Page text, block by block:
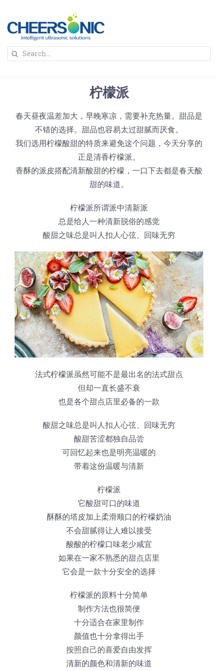
content
蛋糕切割机
圆蛋糕切割机
蛋糕切片机
三角蛋糕切割机
奶酪切片
块状奶酪切片
条状奶酪切片
挤出奶酪切片
披萨切割机
三明治切割机
寿司切割机
常温面团切割
冷冻面团切割
糕点/糖果
牛轧糖切割
阿胶糕切片
谷物棒切割
宠物食品
超声波设备
公司新闻
人才招聘
Search
柠檬派
春天昼夜温差加大，早晚寒凉，需要补充热量。甜品是
不错的选择。甜品也容易太过甜腻而厌食。
我们选用柠檬酸甜的特质来避免这个问题，今天分享的
正是清香柠檬派。
香酥的派皮搭配清新酸甜的柠檬，一口下去都是春天酸
甜的味道。
柠檬派所谓派中清新派
总是给人一种清新脱俗的感觉
酸甜之味总是叫人扣人心弦、回味无穷
法式柠檬派虽然可能不是最出名的法式甜点
但却一直长盛不衰
也是各个甜点店里必备的一款
酸甜之味总是叫人扣人心弦、回味无穷
酸甜苦涩都独自品尝
可回忆起来也是明亮温暖的
带着这份温暖与清新
柠檬派
它酸甜可口的味道
酥酥的塔皮加上柔滑顺口的柠檬奶油
不会甜腻得让人难以接受
酸酸的柠檬口味老少咸宜
如果在一家不熟悉的甜点店里
它会是一款十分安全的选择
柠檬派的原料十分简单
制作方法也很简便
十分适合在家里制作
颜值也十分拿得出手
按照自己的喜爱自由发挥
清新的颜色和清新的味道